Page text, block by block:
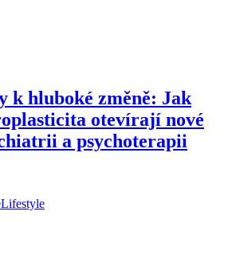
k hluboké změně: Jak
otevírají nové
a psychoterapii
Lifestyle